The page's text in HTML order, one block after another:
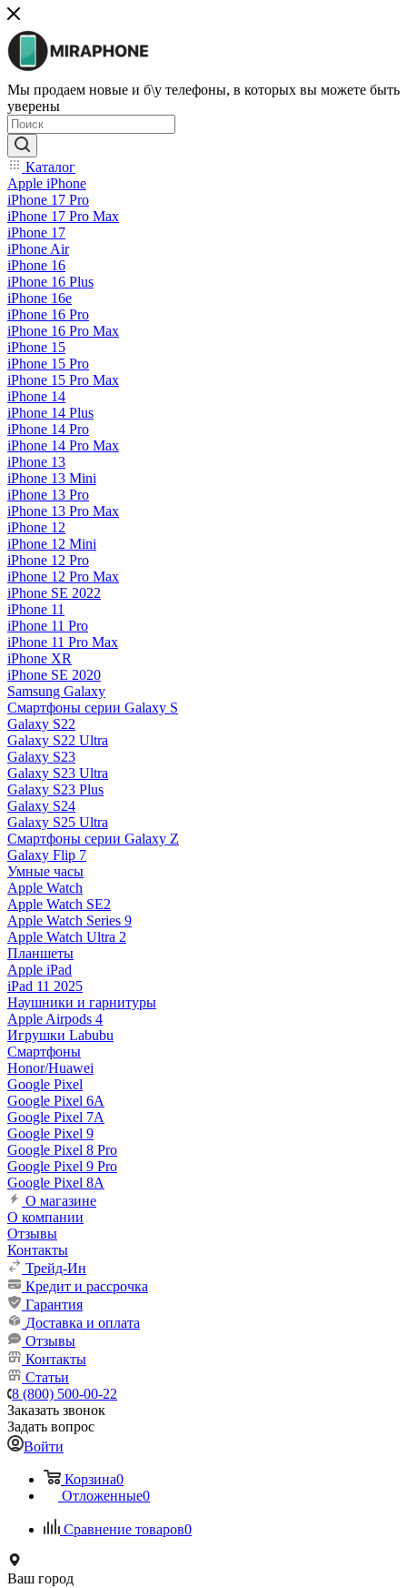
Мы продаем новые и б\у телефоны, в которых вы можете быть
уверены
Каталог
Apple iPhone
iPhone 17 Pro
iPhone 17 Pro Max
iPhone 17
iPhone Air
iPhone 16
iPhone 16 Plus
iPhone 16e
iPhone 16 Pro
iPhone 16 Pro Max
iPhone 15
iPhone 15 Pro
iPhone 15 Pro Max
iPhone 14
iPhone 14 Plus
iPhone 14 Pro
iPhone 14 Pro Max
iPhone 13
iPhone 13 Mini
iPhone 13 Pro
iPhone 13 Pro Max
iPhone 12
iPhone 12 Mini
iPhone 12 Pro
iPhone 12 Pro Max
iPhone SE 2022
iPhone 11
iPhone 11 Pro
iPhone 11 Pro Max
iPhone XR
iPhone SE 2020
Samsung Galaxy
Смартфоны серии Galaxy S
Galaxy S22
Galaxy S22 Ultra
Galaxy S23
Galaxy S23 Ultra
Galaxy S23 Plus
Galaxy S24
Galaxy S25 Ultra
Смартфоны серии Galaxy Z
Galaxy Flip 7
Умные часы
Apple Watch
Apple Watch SE2
Apple Watch Series 9
Apple Watch Ultra 2
Планшеты
Apple iPad
iPad 11 2025
Наушники и гарнитуры
Apple Airpods 4
Игрушки Labubu
Смартфоны
Honor/Huawei
Google Pixel
Google Pixel 6A
Google Pixel 7А
Google Pixel 9
Google Pixel 8 Pro
Google Pixel 9 Pro
Google Pixel 8A
О магазине
О компании
Отзывы
Контакты
Трейд-Ин
Кредит и рассрочка
Гарантия
Доставка и оплата
Отзывы
Контакты
Статьи
8 (800) 500-00-22
Заказать звонок
Задать вопрос
Войти
Корзина0
Отложенные0
Сравнение товаров0
Ваш город